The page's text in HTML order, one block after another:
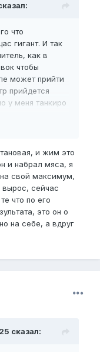
что
гигант. И так
как в
чтобы
может прийти
прийдется
у меня танкиро
придумает и
это))
и жим это
и набрал мяса, я
свой максимум,
вырос, сейчас
что по его
это он о
на себе, а вдруг
сказал: